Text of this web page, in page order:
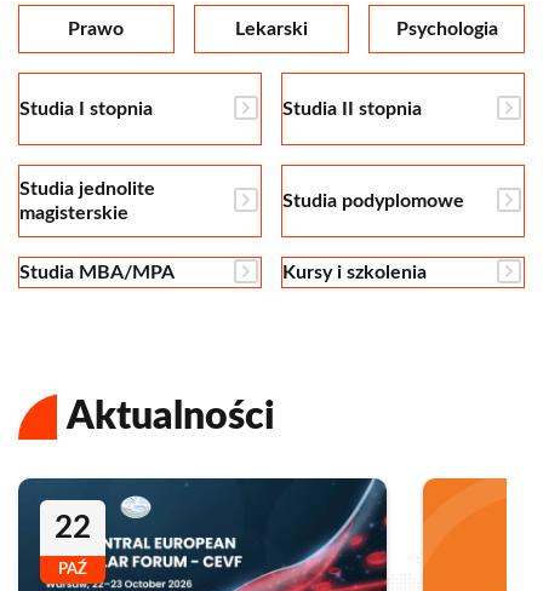
Prawo Lekarski Psychologia
Studia I stopnia Studia II stopnia
Studia jednolite
magisterskie
Studia podyplomowe
Studia MBA/MPA Kursy i szkolenia
Aktualności
22
PAŹ